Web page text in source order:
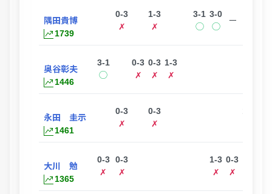
隅田貴博
1739
0-3
✗
1-3
✗
3-1
◯
3-0
◯
ー
奥谷彰夫
1446
3-1
◯
0-3
✗
0-3
✗
1-3
✗
永田 圭示
1461
0-3
✗
0-3
✗
大川 勉
1365
0-3
✗
0-3
✗
1-3
✗
0-3
✗